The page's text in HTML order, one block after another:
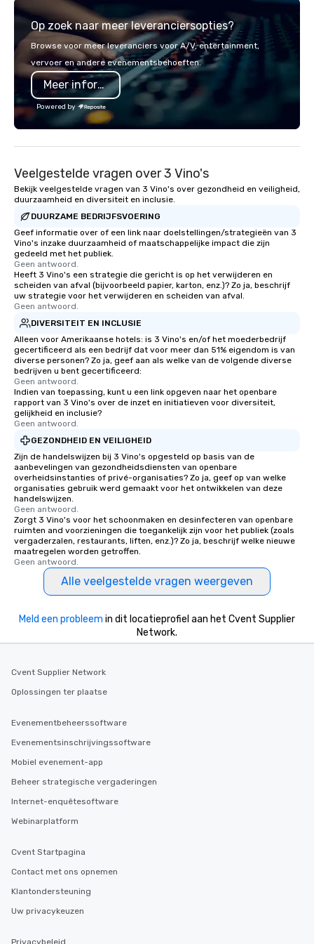
experience gives guests the
opportunity to sit next to different
colleagues at each venue to mix,
mingle, and easily network. Each tour
is led by a professional guide
specializing in escorting large groups
with utmost care, who personalizes
each experience with fun and
engaging information along the way.
dining experience melded into one,
that are sure to add new vitality to
meeting events, from conferences to
team building. All-Inclusive Group
Dining When meeting planners book a
corporate group event through Lip
Smacking Foodie Tours, the entire
group is assured a top-notch dining
experience with three to four
signature dishes at each restaurant.
Our affordable tours are priced per
person with tax and gratuities
included. The only thing not included
are drinks. However, a beverage
package upgrade is available, which
provides guests a signature cocktail
at various stops. Build Your Network
Our exclusive experiences provide the
ultimate networking opportunities. At
a typical sit-down dinner, you’re lucky
to engage the person to the left and
right of you. Because our tours take
place at multiple restaurants, with
walking in between, there are
countless opportunities to interact
with different people when you sit
down at each venue and as you
traverse along the way. Our
experiences not only provide more
way to do so. Large Groups Welcome
Lip Smacking Foodie Tours is ideal for
groups, small or large. Our
groups from as few as 1 to as many
as 500 guests, making us an ideal
Stress-Free Booking Process Booking
enjoy the company of your guests
more easily. You’ll take comfort
knowing that everything is taken care
booked to the minute it concludes.
Since the menu is already set, you
remember to submit ahead of the tour
Feel Like a VIP at Each Stop With Lip
Smacking Foodie Tours, you and your
about waiting in line to get into a top
at more than 60
from fast casual to
restaurants.
Op zoek naar meer leveranciersopties?
Browse voor meer leveranciers voor A/V, entertainment,
vervoer en andere evenementsbehoeften.
Meer informatie
Powered by
Veelgestelde vragen over 3 Vino's
Bekijk veelgestelde vragen van 3 Vino's over gezondheid en veiligheid,
duurzaamheid en diversiteit en inclusie.
DUURZAME BEDRIJFSVOERING
Geef informatie over of een link naar doelstellingen/strategieën van 3
Vino's inzake duurzaamheid of maatschappelijke impact die zijn
gedeeld met het publiek.
Geen antwoord.
Heeft 3 Vino's een strategie die gericht is op het verwijderen en
scheiden van afval (bijvoorbeeld papier, karton, enz.)? Zo ja, beschrijf
uw strategie voor het verwijderen en scheiden van afval.
Geen antwoord.
DIVERSITEIT EN INCLUSIE
Alleen voor Amerikaanse hotels: is 3 Vino's en/of het moederbedrijf
gecertificeerd als een bedrijf dat voor meer dan 51% eigendom is van
diverse personen? Zo ja, geef aan als welke van de volgende diverse
bedrijven u bent gecertificeerd:
Geen antwoord.
Indien van toepassing, kunt u een link opgeven naar het openbare
rapport van 3 Vino's over de inzet en initiatieven voor diversiteit,
gelijkheid en inclusie?
Geen antwoord.
GEZONDHEID EN VEILIGHEID
Zijn de handelswijzen bij 3 Vino's opgesteld op basis van de
aanbevelingen van gezondheidsdiensten van openbare
overheidsinstanties of privé-organisaties? Zo ja, geef op van welke
organisaties gebruik werd gemaakt voor het ontwikkelen van deze
handelswijzen.
Geen antwoord.
Zorgt 3 Vino's voor het schoonmaken en desinfecteren van openbare
ruimten and voorzieningen die toegankelijk zijn voor het publiek (zoals
vergaderzalen, restaurants, liften, enz.)? Zo ja, beschrijf welke nieuwe
maatregelen worden getroffen.
Geen antwoord.
Alle veelgestelde vragen weergeven
Meld een probleem in dit locatieprofiel aan het Cvent Supplier
Network.
Cvent Supplier Network
Oplossingen ter plaatse
Evenementbeheerssoftware
Evenementsinschrijvingssoftware
Mobiel evenement-app
Beheer strategische vergaderingen
Internet-enquêtesoftware
Webinarplatform
Cvent Startpagina
Contact met ons opnemen
Klantondersteuning
Uw privacykeuzen
Privacybeleid